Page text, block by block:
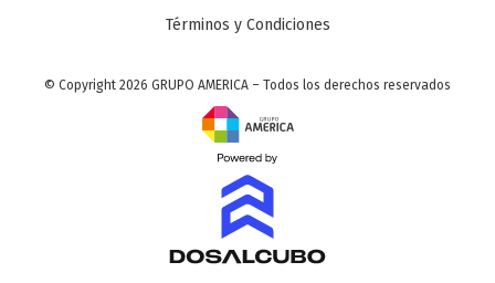
Términos y Condiciones
© Copyright 2026 GRUPO AMERICA – Todos los derechos reservados